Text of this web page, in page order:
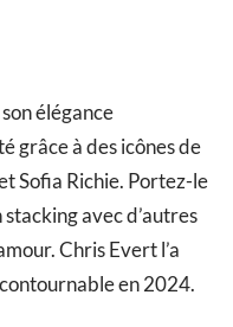
élégance
grâce à des icônes de
Sofia Richie. Portez-le
avec d’autres
Chris Evert l’a
en 2024.